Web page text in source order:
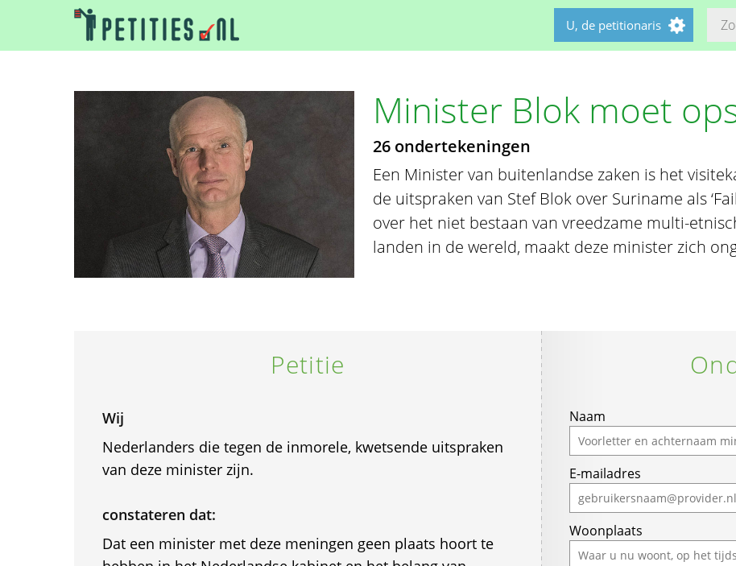
U, de petitionaris
Minister Blok moet
26 ondertekeningen
Een Minister van buitenlandse zaken is het
de uitspraken van Stef Blok over Suriname als
over het niet bestaan van vreedzame multi-
landen in de wereld, maakt deze minister zich
Petitie
Wij
Nederlanders die tegen de inmorele, kwetsende uitspraken
van deze minister zijn.
constateren dat:
Dat een minister met deze meningen geen plaats hoort te
Naam
E-mailadres
Woonplaats